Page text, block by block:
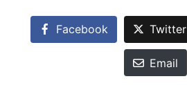
Facebook Twitter
Email